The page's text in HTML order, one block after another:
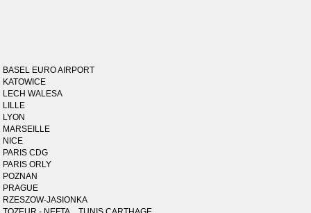
BASEL EURO AIRPORT
KATOWICE
LECH WALESA
LILLE
LYON
MARSEILLE
NICE
PARIS CDG
PARIS ORLY
POZNAN
PRAGUE
RZESZOW-JASIONKA